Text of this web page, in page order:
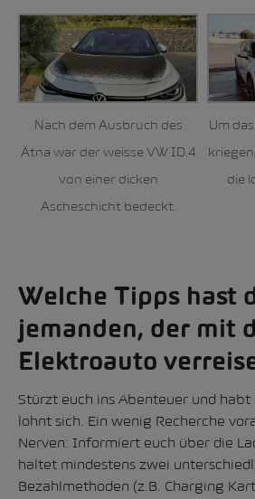
Nach dem Ausbruch des
Ätna war der weisse VW ID.4
von einer dicken
Ascheschicht bedeckt.
Um
die
Welche Tipps hast
jemanden, der mit
Elektroauto
Stürzt euch ins Abenteuer und habt
lohnt sich. Ein wenig Recherche
Nerven: Informiert euch über die
haltet mindestens zwei
Bezahlmethoden (z.B. Charging